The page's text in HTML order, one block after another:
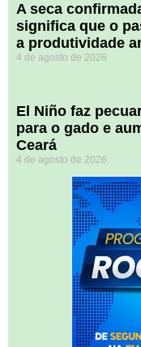
A seca
significa que o
a produtividade
4 de agosto de 2026
El Niño faz
para o gado e
Ceará
4 de agosto de 2026